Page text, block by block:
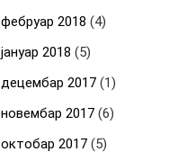
фебруар 2018 (4)
јануар 2018 (5)
децембар 2017(1)
новембар 2017(6)
октобар 2017(5)